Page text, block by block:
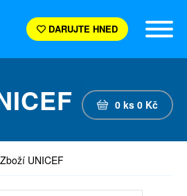
DARUJTE HNED
0 ks 0 Kč
Zboží UNICEF